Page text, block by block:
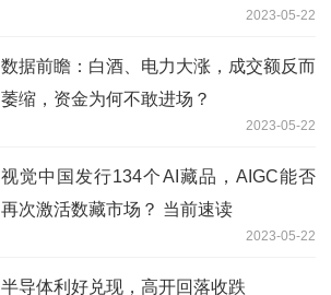
2023-05-22
数据前瞻：白酒、电力大涨，成交额反而
萎缩，资金为何不敢进场？
2023-05-22
视觉中国发行134个AI藏品，AIGC能否
再次激活数藏市场？ 当前速读
2023-05-22
半导体利好兑现，高开回落收跌